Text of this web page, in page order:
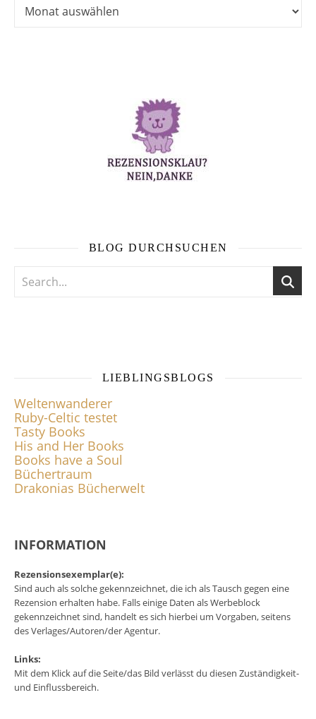
BLOG DURCHSUCHEN
LIEBLINGSBLOGS
Weltenwanderer
Ruby-Celtic testet
Tasty Books
His and Her Books
Books have a Soul
Büchertraum
Drakonias Bücherwelt
INFORMATION
Rezensionsexemplar(e):
Sind auch als solche gekennzeichnet, die ich als Tausch gegen eine
Rezension erhalten habe. Falls einige Daten als Werbeblock
gekennzeichnet sind, handelt es sich hierbei um Vorgaben, seitens
des Verlages/Autoren/der Agentur.
Links:
Mit dem Klick auf die Seite/das Bild verlässt du diesen Zuständigkeit-
und Einflussbereich.